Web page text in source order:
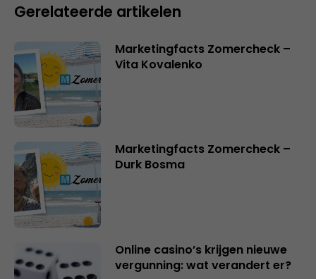
Gerelateerde artikelen
Marketingfacts Zomercheck –
Vita Kovalenko
Marketingfacts Zomercheck –
Durk Bosma
Online casino’s krijgen nieuwe
vergunning: wat verandert er?